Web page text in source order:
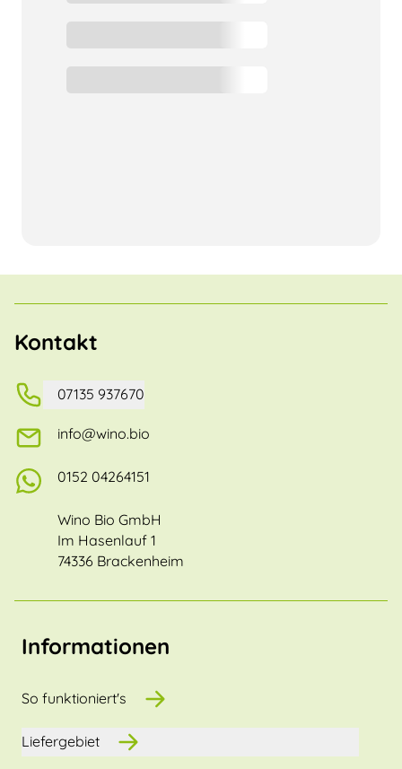
Kontakt
07135 937670
info@wino.bio
0152 04264151
Wino Bio GmbH
Im Hasenlauf 1
74336 Brackenheim
Informationen
So funktioniert's
Liefergebiet